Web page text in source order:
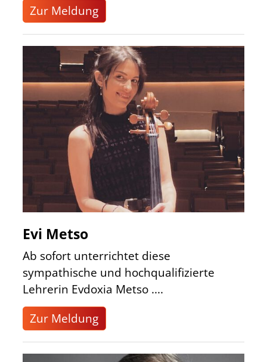
Zur Meldung
Evi Metso
Ab sofort unterrichtet diese
sympathische und hochqualifizierte
Lehrerin Evdoxia Metso ....
Zur Meldung